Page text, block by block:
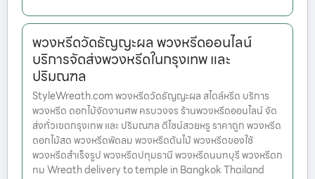
พวงหรีดวัดธัญญะผล พวงหรีดออนไลน์
บริการจัดส่งพวงหรีดในกรุงเทพ และ
ปริมณฑล
StyleWreath.com พวงหรีดวัดธัญญะผล สไตล์หรีด บริการ
พวงหรีด ดอกไม้จัดงานศพ ครบวงจร ร้านพวงหรีดออนไลน์ จัด
ส่งทั่วเขตกรุงเทพ และ ปริมณฑล ดีไซน์สวยหรู ราคาถูก พวงหรีด
ดอกไม้สด พวงหรีดพัดลม พวงหรีดต้นไม้ พวงหรีดของใช้
พวงหรีดสำเร็จรูป พวงหรีดปทุมธานี พวงหรีดนนทบุรี พวงหรีดก
ทม Wreath delivery to temple in Bangkok Thailand